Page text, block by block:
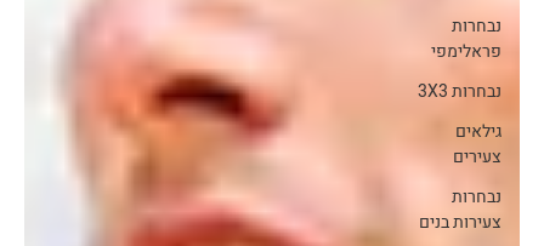
נבחרות
פראלימפי
נבחרות 3X3
גילאים
צעירים
נבחרות
צעירות בנים